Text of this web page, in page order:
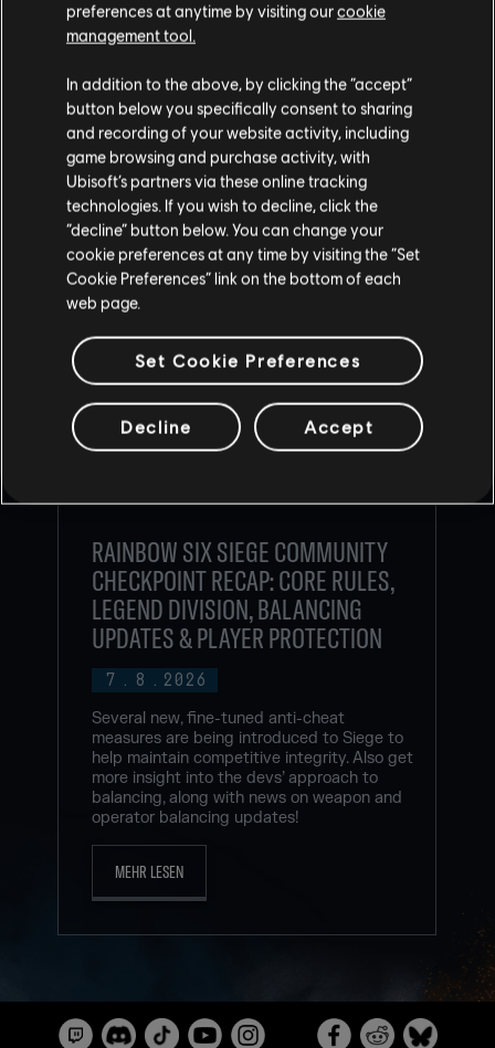
ZURÜCK
EMPFOHLENE INHALTE
7 . 8 . 2026
RAINBOW SIX SIEGE COMMUNITY
CHECKPOINT RECAP: CORE RULES,
LEGEND DIVISION, BALANCING
UPDATES & PLAYER PROTECTION
Several new, fine-tuned anti-cheat
measures are being introduced to Siege to
help maintain competitive integrity. Also get
more insight into the devs’ approach to
balancing, along with news on weapon and
operator balancing updates!
MEHR LESEN
preferences at anytime by visiting ourcookie
management tool.
In addition to the above, by clicking the “accept”
button below you specifically consent to sharing
and recording of your website activity, including
game browsing and purchase activity, with
Ubisoft’s partners via these online tracking
technologies. If you wish to decline, click the
“decline” button below. You can change your
cookie preferences at any time by visiting the “Set
Cookie Preferences” link on the bottom of each
web page.
Set Cookie Preferences
Decline Accept